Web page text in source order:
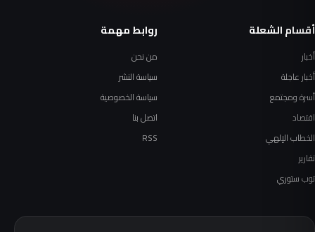
أقسام الشعلة
أخبار
أخبار عاجلة
أسرة ومجتمع
اقتصاد
الخطاب الإلهي
تقارير
توب ستوري
روابط مهمة
من نحن
سياسة النشر
سياسة الخصوصية
اتصل بنا
RSS